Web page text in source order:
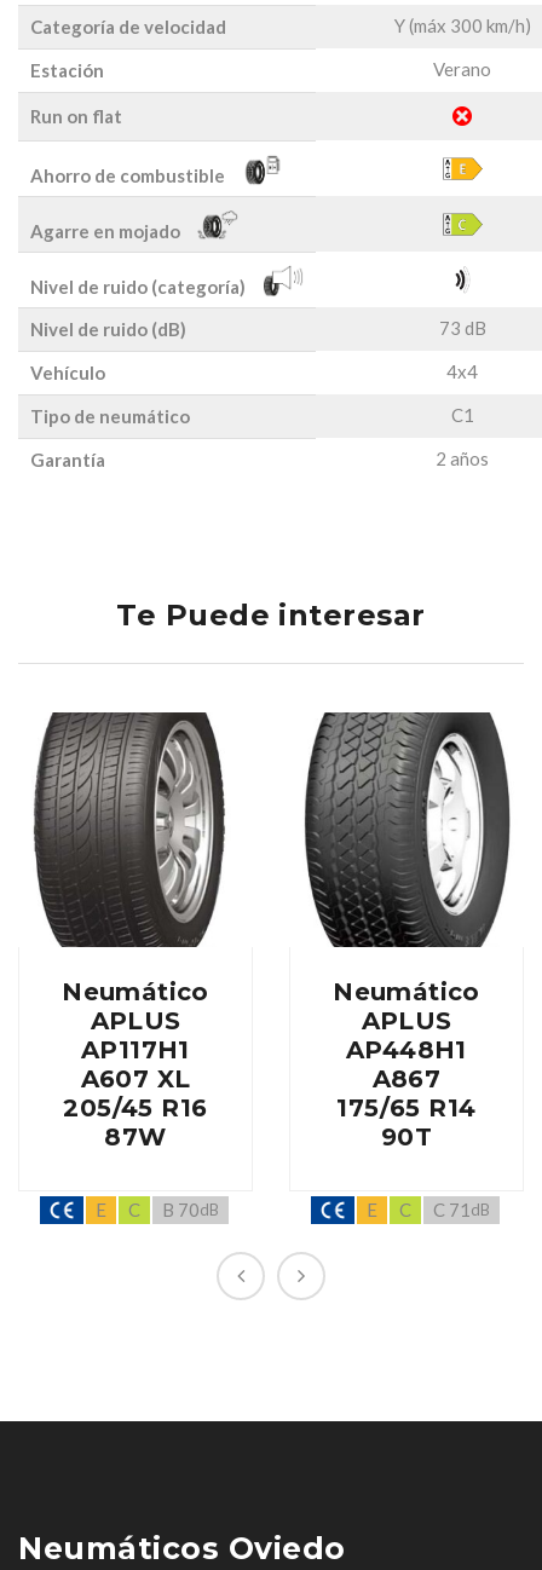
Categoría de velocidad Y (máx 300 km/h)
Estación Verano
Run on flat
Ahorro de combustible
Agarre en mojado
Nivel de ruido (categoría)
Nivel de ruido (dB)
73 dB
Vehículo 4x4
Tipo de neumático C1
Garantía 2 años
Te Puede interesar
Neumático
APLUS
AP117H1
A607 XL
205/45 R16
87W
E C B 70dB
Neumático
APLUS
AP448H1
A867
175/65 R14
90T
E C C 71 dB
Neumáticos Oviedo